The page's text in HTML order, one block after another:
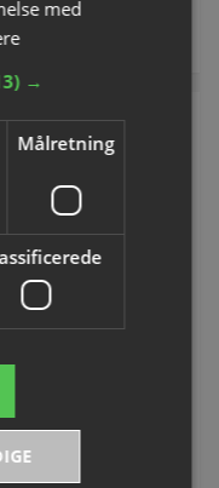
Kegleventil
med
→
Målretning